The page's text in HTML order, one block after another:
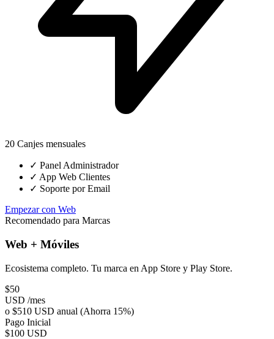
20 Canjes mensuales
✓ Panel Administrador
✓ App Web Clientes
✓ Soporte por Email
Empezar con Web
Recomendado para Marcas
Web + Móviles
Ecosistema completo. Tu marca en App Store y Play Store.
$50
USD /mes
o $510 USD anual (Ahorra 15%)
Pago Inicial
$100 USD